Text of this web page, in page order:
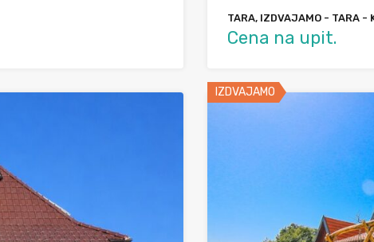
TARA, IZDVAJAMO - TARA -
Cena na upit.
IZDVAJAMO